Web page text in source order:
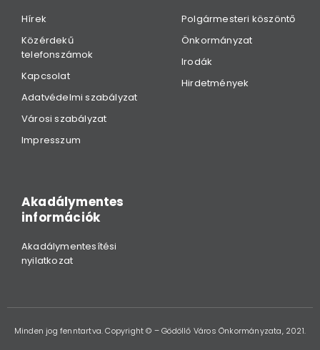
Hírek
Közérdekű
telefonszámok
Kapcsolat
Adatvédelmi szabályzat
Városi szabályzat
Impresszum
Polgármesteri köszöntő
Önkormányzat
Irodák
Hirdetmények
Akadálymentes
információk
Akadálymentesítési
nyilatkozat
Minden jog fenntartva. Copyright © – Gödöllő Város Önkormányzata, 2021.